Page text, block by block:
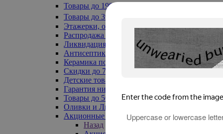
Товары до 199₽
Товары до 399₽
Этажерки, обувницы
Распродажа текстиля до -50%
Ликвидация до -70%
Антисептики
Керамика по 129 руб
Скидки до 70%
Детские товары
Гарантия низкой цены
Товары до 500 руб
Оливки и Лимоны
Акционные товары
Назад